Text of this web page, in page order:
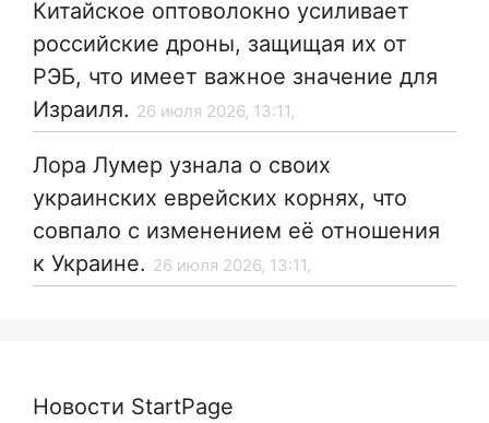
Китайское оптоволокно усиливает
российские дроны, защищая их от
РЭБ, что имеет важное значение для
Израиля. 26 июля 2026, 13:11,
Лора Лумер узнала о своих
украинских еврейских корнях, что
совпало с изменением её отношения
к Украине. 26 июля 2026, 13:11,
Новости StartPage